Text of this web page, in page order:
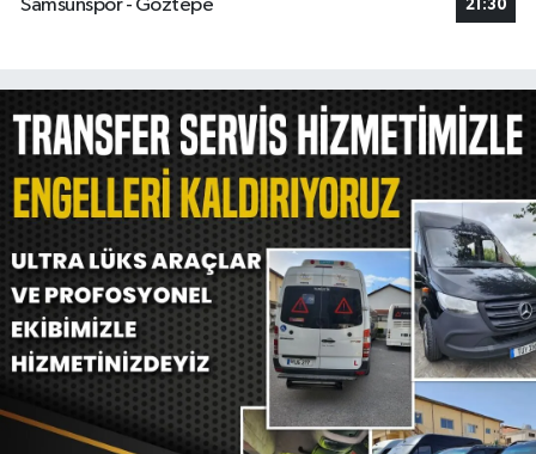
Samsunspor - Göztepe
21:30